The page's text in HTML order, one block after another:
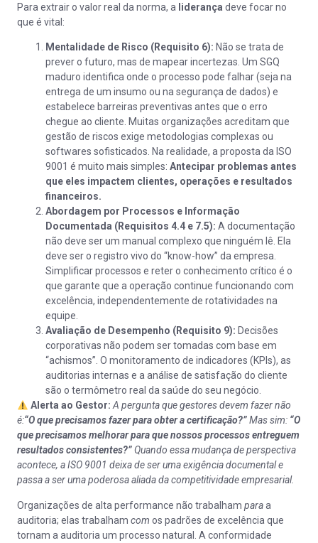
Para extrair o valor real da norma, a liderança deve focar no
que é vital:
Mentalidade de Risco (Requisito 6): Não se trata de
prever o futuro, mas de mapear incertezas. Um SGQ
maduro identifica onde o processo pode falhar (seja na
entrega de um insumo ou na segurança de dados) e
estabelece barreiras preventivas antes que o erro
chegue ao cliente. Muitas organizações acreditam que
gestão de riscos exige metodologias complexas ou
softwares sofisticados. Na realidade, a proposta da ISO
9001 é muito mais simples: Antecipar problemas antes
que eles impactem clientes, operações e resultados
financeiros.
Abordagem por Processos e Informação
Documentada (Requisitos 4.4 e 7.5): A documentação
não deve ser um manual complexo que ninguém lê. Ela
deve ser o registro vivo do “know-how” da empresa.
Simplificar processos e reter o conhecimento crítico é o
que garante que a operação continue funcionando com
excelência, independentemente de rotatividades na
equipe.
Avaliação de Desempenho (Requisito 9): Decisões
corporativas não podem ser tomadas com base em
“achismos”. O monitoramento de indicadores (KPIs), as
auditorias internas e a análise de satisfação do cliente
são o termômetro real da saúde do seu negócio.
Alerta ao Gestor: A pergunta que gestores devem fazer não
é:“O que precisamos fazer para obter a certificação?”Mas sim: “O
que precisamos melhorar para que nossos processos entreguem
resultados consistentes?”Quando essa mudança de perspectiva
acontece, a ISO 9001 deixa de ser uma exigência documental e
passa a ser uma poderosa aliada da competitividade empresarial.
Organizações de alta performance não trabalham paraa
auditoria; elas trabalham com os padrões de excelência que
tornam a auditoria um processo natural. A conformidade